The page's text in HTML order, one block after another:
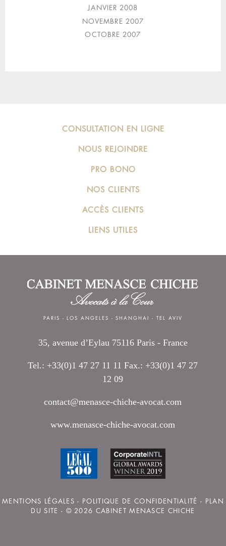
JANVIER 2008
NOVEMBRE 2007
OCTOBRE 2007
CONSULTATION EN LIGNE
NOUS REJOINDRE
PRO BONO
NOS CLIENTS
ACCÈS CLIENTS
LIENS UTILES
PARIS -LOS ANGELES -SHANGHAI - TEL AVIV
35, avenue d’Eylau 75116 Paris - France
Tel.: +33(0)1 47 27 11 11 Fax.: +33(0)1 47 27
12 09
contact@menasce-chiche-avocat.com
www.menasce-chiche-avocat.com
MENTIONS LÉGALES - POLITIQUE DE CONFIDENTIALITÉ - PLAN
DU SITE - © 2026 CABINET MENASCE CHICHE